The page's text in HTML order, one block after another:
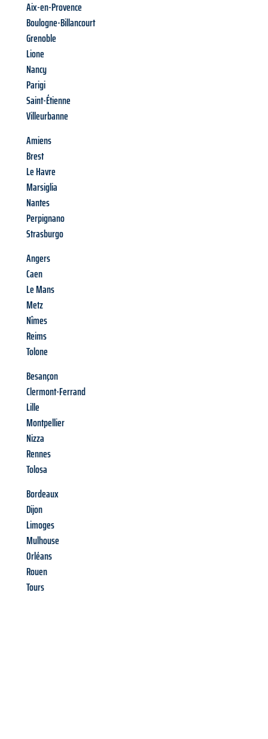
Aix-en-Provence
Boulogne-Billancourt
Grenoble
Lione
Nancy
Parigi
Saint-Étienne
Villeurbanne
Amiens
Brest
Le Havre
Marsiglia
Nantes
Perpignano
Strasburgo
Angers
Caen
Le Mans
Metz
Nîmes
Reims
Tolone
Besançon
Clermont-Ferrand
Lille
Montpellier
Nizza
Rennes
Tolosa
Bordeaux
Dijon
Limoges
Mulhouse
Orléans
Rouen
Tours